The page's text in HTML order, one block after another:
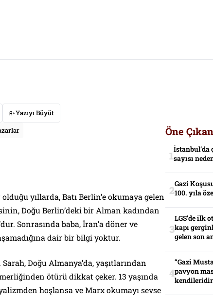
Yazıyı Büyüt
yıllarda, Batı Berlin’e okumaya gelen
Doğu Berlin’deki bir Alman kadından
Sonrasında baba, İran’a döner ve
dair bir bilgi yoktur.
Doğu Almanya’da, yaşıtlarından
ötürü dikkat çeker. 13 yaşında
hoşlansa ve Marx okumayı sevse
Öne
sayısı
Gazi
100. yıla
LGS’de ilk
kapı
gelen son
“Gazi
pavyon